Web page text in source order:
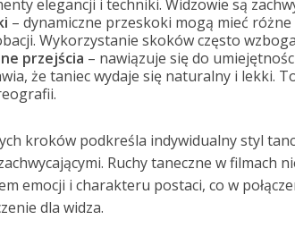
elegancji i techniki. Widzowie są
– dynamiczne przeskoki mogą mieć
Wykorzystanie skoków często
przejścia – nawiązuje się do
że taniec wydaje się naturalny i lekki.
kroków podkreśla indywidualny styl
Ruchy taneczne w filmach
emocji i charakteru postaci, co w
dla widza.